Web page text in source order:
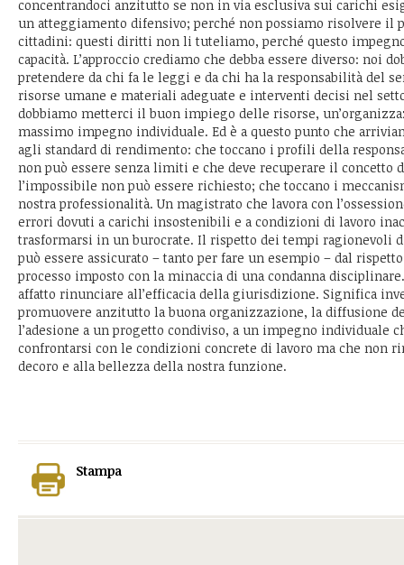
concentrandoci anzitutto se non in via esclusiva sui carichi
un atteggiamento difensivo; perché non possiamo risolvere il
cittadini: questi diritti non li tuteliamo, perché questo
capacità. L’approccio crediamo che debba essere diverso: noi
pretendere da chi fa le leggi e da chi ha la responsabilità del
risorse umane e materiali adeguate e interventi decisi nel
dobbiamo metterci il buon impiego delle risorse,
massimo impegno individuale. Ed è a questo punto che
agli standard di rendimento: che toccano i profili della
non può essere senza limiti e che deve recuperare il
l’impossibile non può essere richiesto; che toccano i
nostra professionalità. Un magistrato che lavora con
errori dovuti a carichi insostenibili e a condizioni di lavoro
trasformarsi in un burocrate. Il rispetto dei tempi ragionevoli
può essere assicurato – tanto per fare un esempio – dal
processo imposto con la minaccia di una condanna
affatto rinunciare all’efficacia della giurisdizione. Significa
promuovere anzitutto la buona organizzazione, la diffusione
l’adesione a un progetto condiviso, a un impegno individuale
confrontarsi con le condizioni concrete di lavoro ma che non
decoro e alla bellezza della nostra funzione.
Stampa